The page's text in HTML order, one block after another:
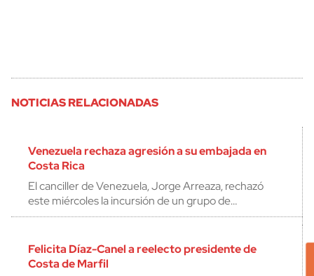
NOTICIAS RELACIONADAS
Venezuela rechaza agresión a su embajada en
Costa Rica
El canciller de Venezuela, Jorge Arreaza, rechazó
este miércoles la incursión de un grupo de…
Felicita Díaz-Canel a reelecto presidente de
Costa de Marfil